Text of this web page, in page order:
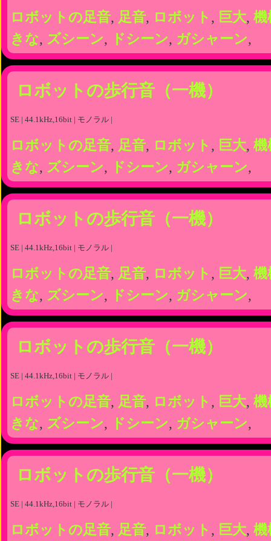
ロボットの足音, 足音, ロボット , 巨大, 機
きな, ズシーン, ドシーン, ガシャーン,
ロボットの歩行音（一機）
SE | 44.1kHz,16bit | モノラル |
ロボットの足音, 足音, ロボット , 巨大, 機
きな, ズシーン, ドシーン, ガシャーン,
ロボットの歩行音（一機）
SE | 44.1kHz,16bit | モノラル |
ロボットの足音, 足音, ロボット , 巨大, 機
きな, ズシーン, ドシーン, ガシャーン,
ロボットの歩行音（一機）
SE | 44.1kHz,16bit | モノラル |
ロボットの足音, 足音, ロボット , 巨大, 機
きな, ズシーン, ドシーン, ガシャーン,
ロボットの歩行音（一機）
SE | 44.1kHz,16bit | モノラル |
ロボットの足音, 足音, ロボット , 巨大, 機